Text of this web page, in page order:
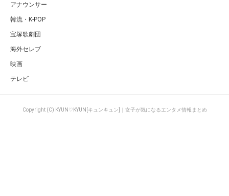
アナウンサー
韓流・K-POP
宝塚歌劇団
海外セレブ
映画
テレビ
Copyright (C) KYUN♡KYUN[キュンキュン]｜女子が気になるエンタメ情報まとめ